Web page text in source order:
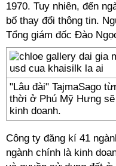
1970. Tuy nhiên, đến
bố thay đổi thông tin.
Tổng giám đốc Đào
"Lâu đài" TajmaSago
thời ở Phú Mỹ Hưng
kinh doanh.
Công ty đăng kí 41
ngành chính là kinh